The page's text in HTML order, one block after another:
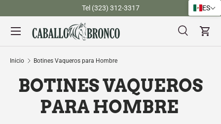
Ir al contenido
Tel (323) 312-3317
Buscar
Buscar
Menú
Inicio Botines Vaqueros para Hombre
BOTINES VAQUEROS
PARA HOMBRE
ES